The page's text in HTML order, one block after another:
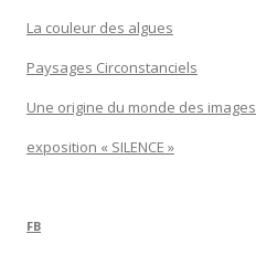
La couleur des algues
Paysages Circonstanciels
Une origine du monde des images
exposition « SILENCE »
FB